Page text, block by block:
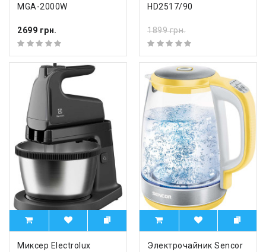
MGA-2000W
2699 грн.
HD2517/90
1899 грн.
Миксер Electrolux
Электрочайник Sencor